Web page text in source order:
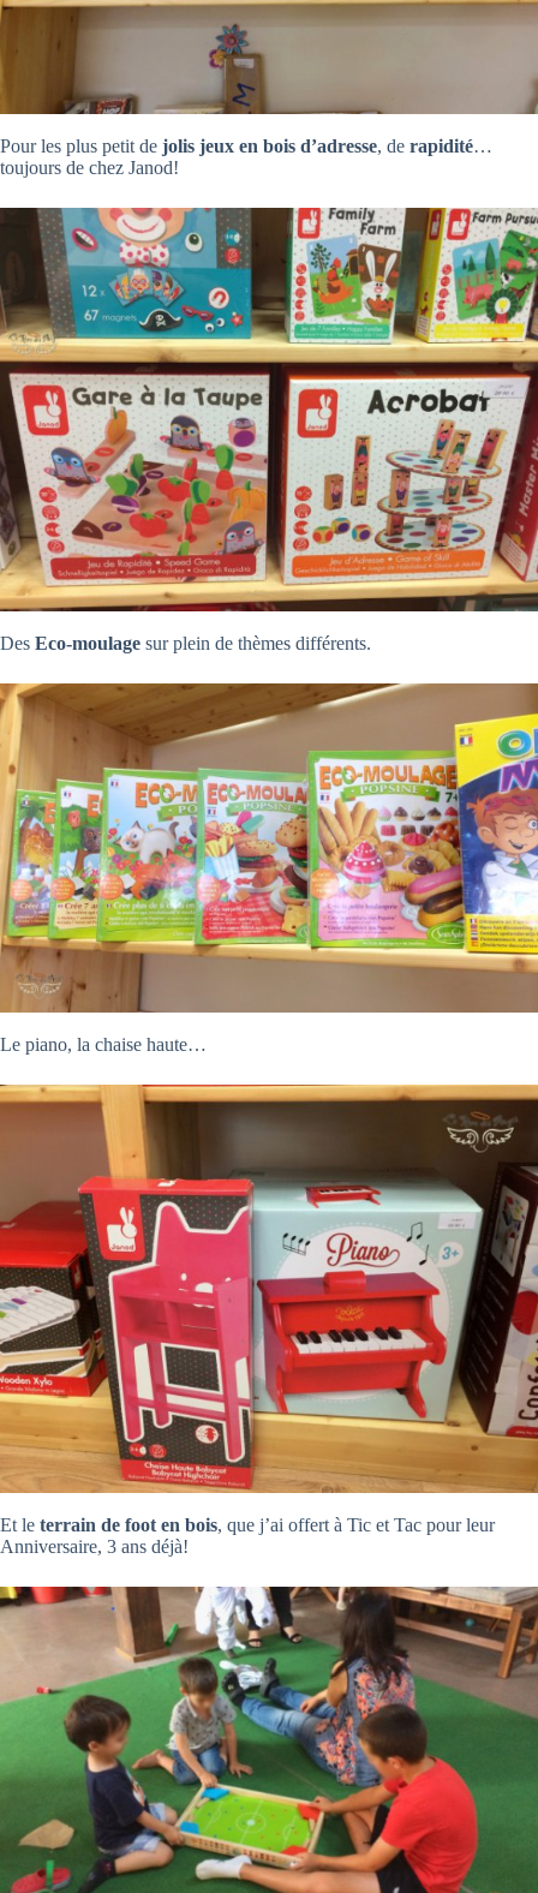
Pour les plus petit de jolis jeux en bois d’adresse, de rapidité…
toujours de chez Janod!
Des Eco-moulage sur plein de thèmes différents.
Le piano, la chaise haute…
Et le terrain de foot en bois, que j’ai offert à Tic et Tac pour leur
Anniversaire, 3 ans déjà!